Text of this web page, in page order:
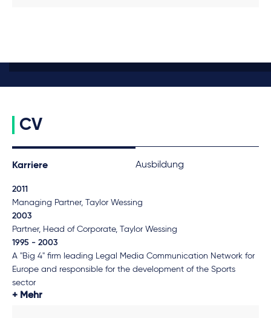
CV
Karriere Ausbildung
2011
Managing Partner, Taylor Wessing
2003
Partner, Head of Corporate, Taylor Wessing
1995 - 2003
A "Big 4" firm leading Legal Media Communication Network for
Europe and responsible for the development of the Sports
sector
Mehr